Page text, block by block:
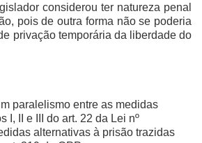
considerou ter natureza penal
pois de outra forma não se poderia
privação temporária da liberdade do
paralelismo entre as medidas
I, II e III do art. 22 da Lei nº
alternativas à prisão trazidas